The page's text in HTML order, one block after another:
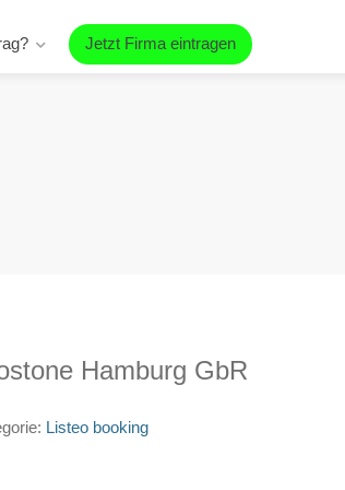
Jetzt Firma eintragen
Hamburg GbR
Listeo booking